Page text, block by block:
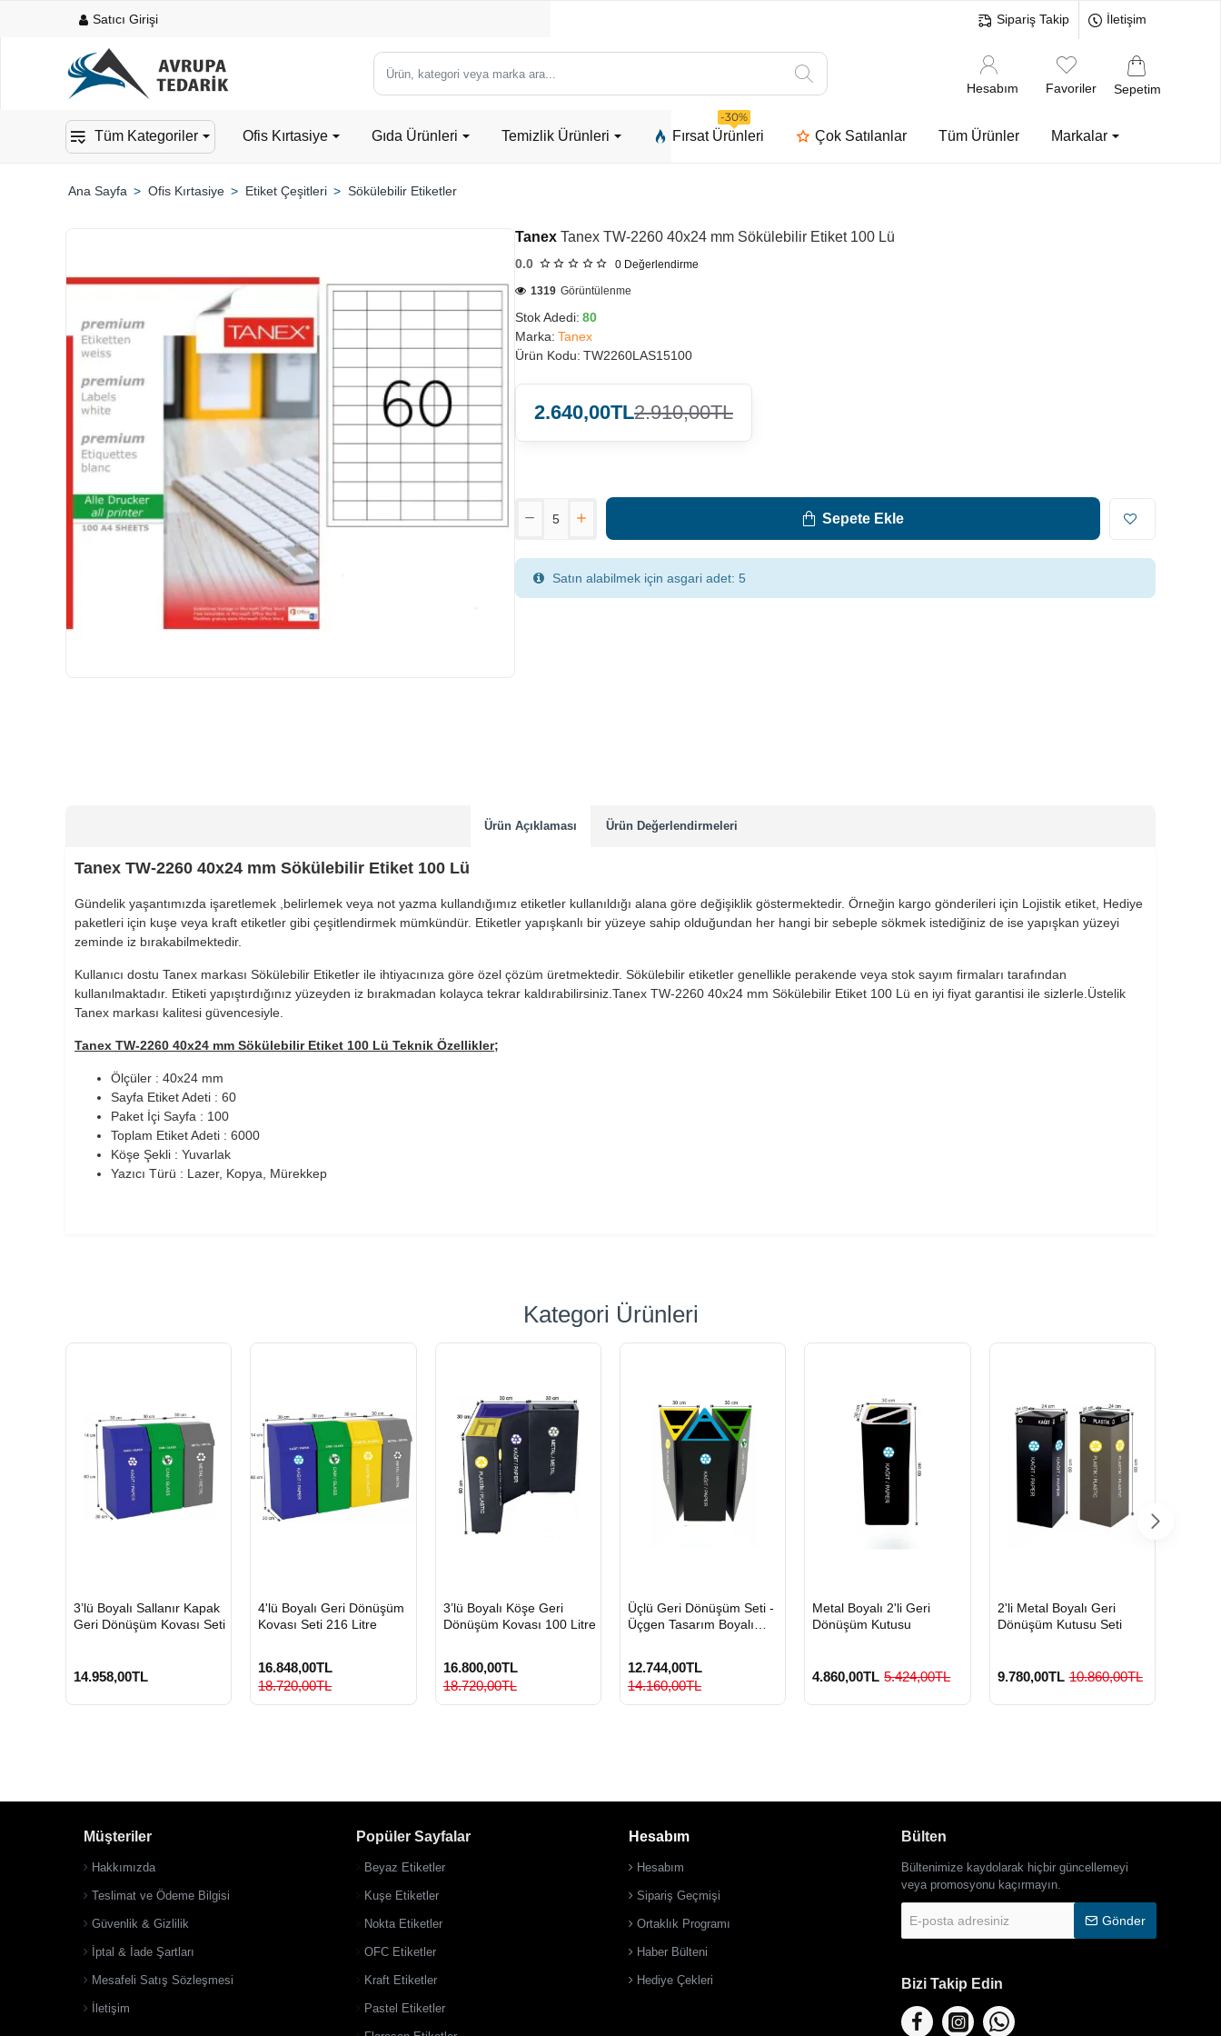
Satıcı Girişi Sipariş Takip İletişim
Ürün,
kategori
marka
Hesabım Favoriler Sepetim
Tüm Kategoriler Ofis Kırtasiye Gıda Ürünleri Temizlik Ürünleri Fırsat Ürünleri
-30%
Çok Satılanlar Tüm Ürünler Markalar
Ofis Kırtasiye Etiket Çeşitleri Sökülebilir Etiketler
900 TL Üzeri Kargo Ücretsiz
Tanex Tanex TW-2260 40x24 mm Sökülebilir Etiket 100 Lü
0.0 0 Değerlendirme
Stok Adedi: 80
Marka: Tanex
Ürün Kodu: TW2260LAS15100
1319 Görüntülenme
2.640,00TL2.910,00TL
Sepete Ekle
Satın alabilmek için asgari adet: 5
Ürün Açıklaması Ürün Değerlendirmeleri
Tanex TW-2260 40x24 mm Sökülebilir Etiket 100 Lü
Gündelik yaşantımızda işaretlemek ,belirlemek veya not yazma kullandığımız etiketler kullanıldığı alana göre değişiklik göstermektedir. Örneğin kargo gönderileri için Lojistik etiket, Hediye
paketleri için kuşe veya kraft etiketler gibi çeşitlendirmek mümkündür. Etiketler yapışkanlı bir yüzeye sahip olduğundan her hangi bir sebeple sökmek istediğiniz de ise yapışkan yüzeyi
zeminde iz bırakabilmektedir.
Kullanıcı dostu Tanex markası Sökülebilir Etiketler ile ihtiyacınıza göre özel çözüm üretmektedir. Sökülebilir etiketler genellikle perakende veya stok sayım firmaları tarafından
kullanılmaktadır. Etiketi yapıştırdığınız yüzeyden iz bırakmadan kolayca tekrar kaldırabilirsiniz.Tanex TW-2260 40x24 mm Sökülebilir Etiket 100 Lü en iyi fiyat garantisi ile sizlerle.Üstelik
Tanex markası kalitesi güvencesiyle.
Tanex TW-2260 40x24 mm Sökülebilir Etiket 100 Lü Teknik Özellikler;
Ölçüler : 40x24 mm
Sayfa Etiket Adeti : 60
Paket İçi Sayfa : 100
Toplam Etiket Adeti : 6000
Köşe Şekli : Yuvarlak
Yazıcı Türü : Lazer, Kopya, Mürekkep
Kategori Ürünleri
GÖNDERİ
3’lü Boyalı Sallanır Kapak
Geri Dönüşüm Kovası Seti
14.958,00TL
GÖNDERİ
4'lü Boyalı Geri Dönüşüm
Kovası Seti 216 Litre
16.848,00TL
18.720,00TL
GÖNDERİ
3’lü Boyalı Köşe Geri
Dönüşüm Kovası 100 Litre
16.800,00TL
18.720,00TL
GÖNDERİ
Üçlü Geri Dönüşüm Seti -
Üçgen Tasarım Boyalı
12.744,00TL
14.160,00TL
GÖNDERİ
Metal Boyalı 2'li Geri
Dönüşüm Kutusu
4.860,00TL 5.424,00TL
GÖNDERİ
2'li Metal Boyalı Geri
Dönüşüm Kutusu Seti
9.780,00TL 10.860,00TL
Müşteriler
Hakkımızda
Teslimat ve Ödeme Bilgisi
Güvenlik & Gizlilik
İptal & İade Şartları
Mesafeli Satış Sözleşmesi
İletişim
Popüler Sayfalar
Beyaz Etiketler
Kuşe Etiketler
Nokta Etiketler
OFC Etiketler
Kraft Etiketler
Pastel Etiketler
Hesabım
Hesabım
Sipariş Geçmişi
Ortaklık Programı
Haber Bülteni
Hediye Çekleri
Bülten
Bültenimize kaydolarak hiçbir güncellemeyi
veya promosyonu kaçırmayın.
posta
Gönder
Bizi Takip Edin